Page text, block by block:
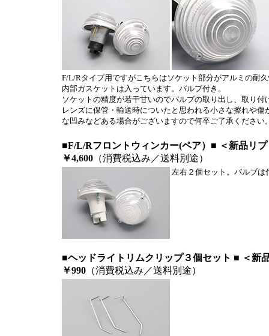
F/L/Rタイプ用ですがこちらはソケット部分がアルミの耐
内部ガスケットは入っています。バルブ付き。
ソケットの精度が若干甘いのでバルブの取り出し、取り付
レンズに保管・輸送時についたと思われる小さな擦れや
な凹みなどある場合がございますので何卒ご了承ください
■F/L/Rフロントウィンカー(ペア）■ ＜新品リプ
￥4,600（消費税込み／送料別途）
左右２個セット。バルブは
■ヘッドライトリムクリップ３個セット ■ ＜新
￥990（消費税込み／送料別途）